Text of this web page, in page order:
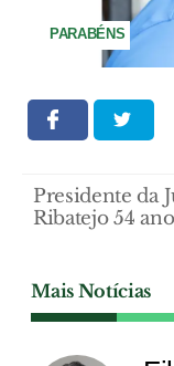
PARABÉNS
Presidente da
Ribatejo 54
Mais Notícias